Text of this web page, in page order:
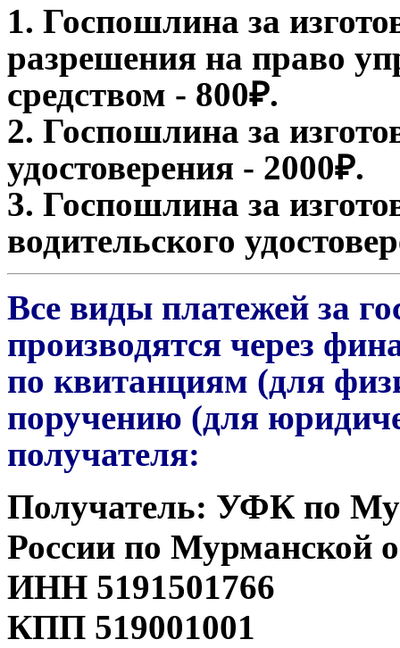
1. Госпошлина за
разрешения на право
средством - 800₽.
2. Госпошлина за
удостоверения - 2000₽.
3. Госпошлина за
водительского
Все виды платежей за
производятся через
по квитанциям (для
поручению (для
получателя:
Получатель: УФК по
России по Мурманской
ИНН 5191501766
КПП 519001001